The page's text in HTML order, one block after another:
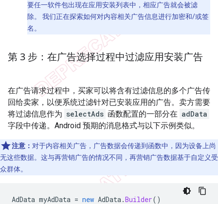
要任一软件包出现在应用安装列表中，相应广告就会被滤
除。
我们正在探索如何对内容相关广告信息进行加密和/或签
名。
第 3 步：在广告选择过程中过滤应用安装广告
在广告请求过程中，买家可以将含有过滤信息的多个广告传
回给卖家，以便系统过滤针对已安装应用的广告。卖方需要
将过滤信息作为 selectAds 函数配置的一部分在 adData
字段中传递。Android 预期的消息格式与以下示例类似。
注意： 对于内容相关广告，广告数据会传递到函数中，因为设备上尚
无这些数据。这与再营销广告的情况不同，再营销广告数据基于自定义受
众群体。
AdData myAdData = new AdData .Builder()